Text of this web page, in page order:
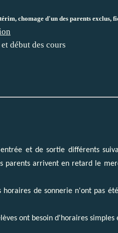
chomage d'un des parents exclus,
début des cours
et de sortie différents
parents arrivent en retard le
de sonnerie n'ont pas
ont besoin d'horaires